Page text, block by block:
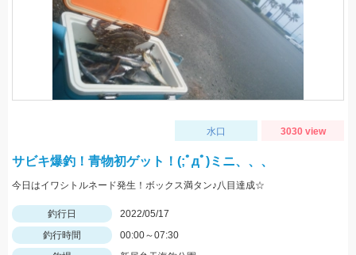
水口 3030 view
サビキ爆釣！青物初ゲット！(;ﾟдﾟ)ミニ、、、
今日はイワシトルネード発生！ボックス満タン♪八目達成☆
釣行日
2022/05/17
釣行時間
00:00～07:30